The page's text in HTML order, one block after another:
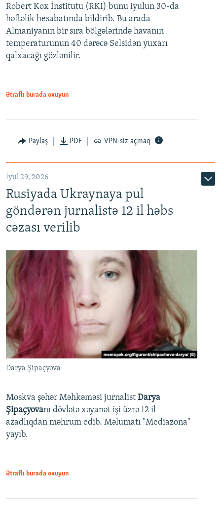
Robert Kox İnstitutu (RKI) bunu iyulun 30-da
həftəlik hesabatında bildirib. Bu arada
Almaniyanın bir sıra bölgələrində havanın
temperaturunun 40 dərəcə Selsidən yuxarı
qalxacağı gözlənilir.
Ətraflı burada oxuyun
Paylaş PDF VPN-siz açmaq
İyul 29, 2026
Rusiyada Ukraynaya pul
göndərən jurnalistə 12 il həbs
cəzası verilib
Darya Şipaçyova
Moskva şəhər Məhkəməsi jurnalist Darya
Şipaçyovanı dövlətə xəyanət işi üzrə 12 il
azadlıqdan məhrum edib. Məlumatı "Mediazona"
yayıb.
Ətraflı burada oxuyun